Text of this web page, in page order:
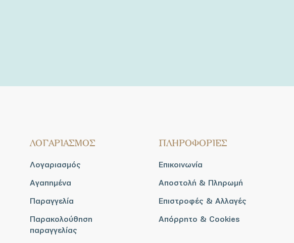
ΛΟΓΑΡΙΑΣΜΟΣ
Λογαριασμός
Αγαπημένα
Παραγγελία
Παρακολούθηση
παραγγελίας
ΠΛΗΡΟΦΟΡΙΕΣ
Επικοινωνία
Αποστολή & Πληρωμή
Επιστροφές & Αλλαγές
Απόρρητο & Cookies